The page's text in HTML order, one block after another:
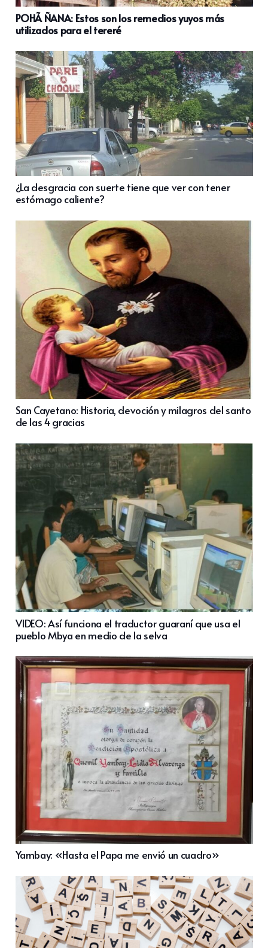
POHÃ ÑANA: Estos son los remedios yuyos más
utilizados para el tereré
¿La desgracia con suerte tiene que ver con tener
estómago caliente?
San Cayetano: Historia, devoción y milagros del santo
de las 4 gracias
VIDEO: Así funciona el traductor guaraní que usa el
pueblo Mbya en medio de la selva
Yambay: «Hasta el Papa me envió un cuadro»